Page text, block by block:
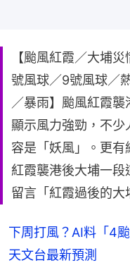
【颱風紅霞／大埔
號風球／9號風球／
／暴雨】颱風紅霞襲
顯示風力強勁，不
容是「妖風」。更
紅霞襲港後大埔一段
留言「紅霞過後的大
下周打風？AI料「4
天文台最新預測